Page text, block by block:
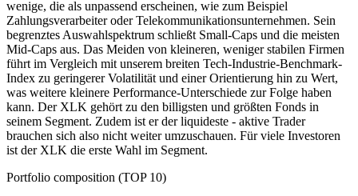
wenige, die als unpassend erscheinen, wie zum Beispiel
Zahlungsverarbeiter oder Telekommunikationsunternehmen. Sein
begrenztes Auswahlspektrum schließt Small-Caps und die meisten
Mid-Caps aus. Das Meiden von kleineren, weniger stabilen Firmen
führt im Vergleich mit unserem breiten Tech-Industrie-Benchmark-
Index zu geringerer Volatilität und einer Orientierung hin zu Wert,
was weitere kleinere Performance-Unterschiede zur Folge haben
kann. Der XLK gehört zu den billigsten und größten Fonds in
seinem Segment. Zudem ist er der liquideste - aktive Trader
brauchen sich also nicht weiter umzuschauen. Für viele Investoren
ist der XLK die erste Wahl im Segment.
Portfolio composition (TOP 10)